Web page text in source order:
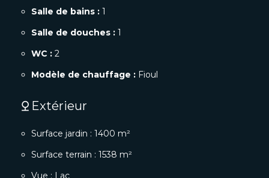
Salle de bains :1
Salle de douches :1
WC :2
Modèle de chauffage : Fioul
nature Extérieur
Surface jardin : 1400 m²
Surface terrain : 1538 m²
Vue : Lac